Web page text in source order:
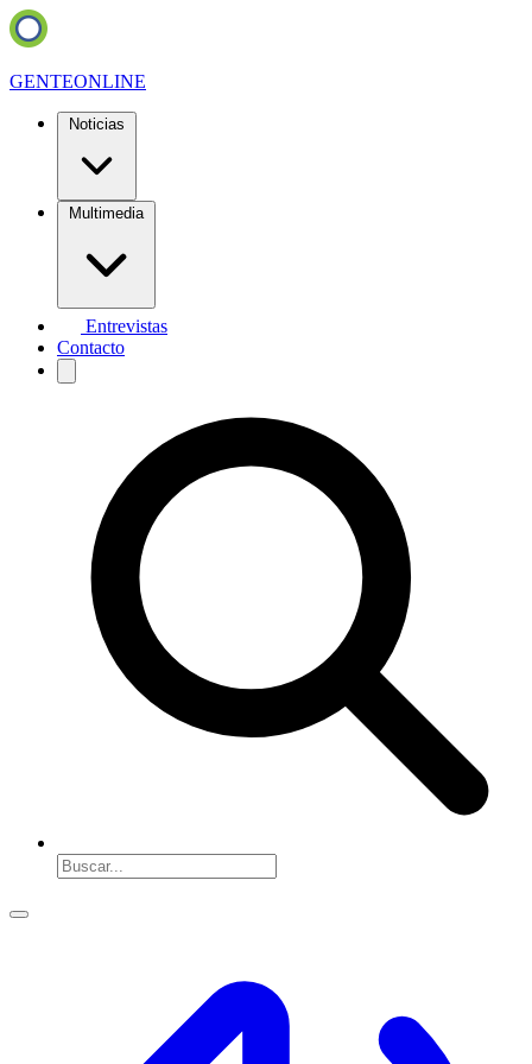
GENTEONLINE
Noticias
Multimedia
Entrevistas
Contacto